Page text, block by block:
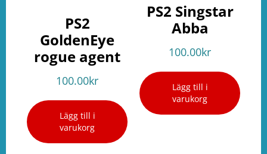
PS2
GoldenEye
rogue agent
100.00kr
Lägg till i
varukorg
PS2 Singstar
Abba
100.00kr
Lägg till i
varukorg